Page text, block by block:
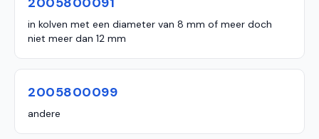
in kolven met een diameter van 8 mm of meer doch
niet meer dan 12 mm
2005800099
andere